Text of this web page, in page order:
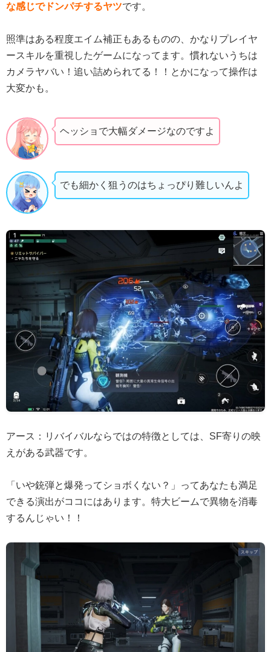
な感じでドンパチするヤツです。
照準はある程度エイム補正もあるものの、かなりプレイヤ
ースキルを重視したゲームになってます。慣れないうちは
カメラヤバい！追い詰められてる！！とかになって操作は
大変かも。
ヘッショで大幅ダメージなのですよ
でも細かく狙うのはちょっぴり難しいんよ
アース：リバイバルならではの特徴としては、SF寄りの映
えがある武器です。
「いや銃弾と爆発ってショボくない？」ってあなたも満足
できる演出がココにはあります。特大ビームで異物を消毒
するんじゃい！！